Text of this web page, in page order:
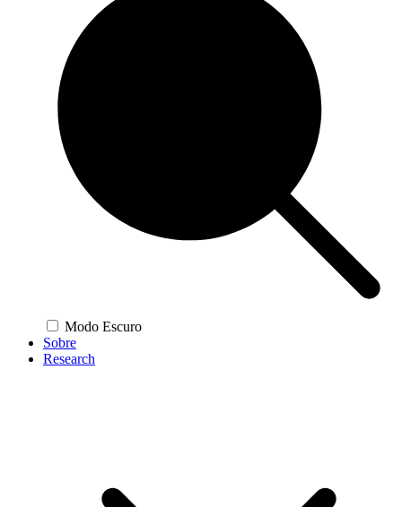
Modo Escuro
Sobre
Research